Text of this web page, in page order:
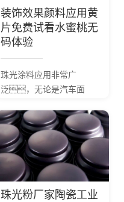
装饰效果颜料应用黄
片免费试看水蜜桃无
码体验
珠光涂料应用非常广
泛，无论是汽车面
件、建筑材
料、家用电器等均会
采用涂料加以色彩修饰同时
达到一定的保护作用。
珠光粉厂家陶瓷工业